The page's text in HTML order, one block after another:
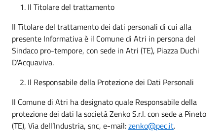
Il Titolare del trattamento
Il Titolare del trattamento dei dati personali di cui alla
presente Informativa è il Comune di Atri in persona del
Sindaco pro-tempore, con sede in Atri (TE), Piazza Duchi
D'Acquaviva.
Il Responsabile della Protezione dei Dati Personali
Il Comune di Atri ha designato quale Responsabile della
protezione dei dati la società Zenko S.r.l. con sede a Pineto
(TE), Via dell’Industria, snc, e-mail:zenko@pec.it.